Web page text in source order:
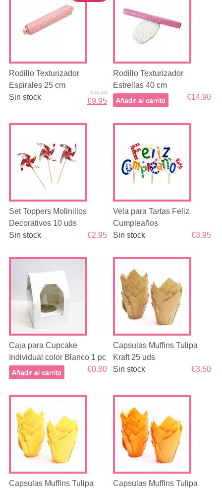
Rodillo Texturizador
Espirales 25 cm
€10.60
€9.95
Sin stock
Rodillo Texturizador
Estrellas 40 cm
€14.90
Añadir al carrito
Set Toppers Molinillos
Decorativos 10 uds
€2.95
Sin stock
Vela para Tartas Feliz
Cumpleaños
€3.95
Sin stock
Caja para Cupcake
Individual color Blanco 1 pc
€0.80
Añadir al carrito
Capsulas Muffins Tulipa
Kraft 25 uds
€3.50
Sin stock
Capsulas Muffins Tulipa
Capsulas Muffins Tulipa